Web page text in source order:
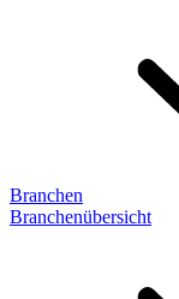
Branchen
Branchenübersicht